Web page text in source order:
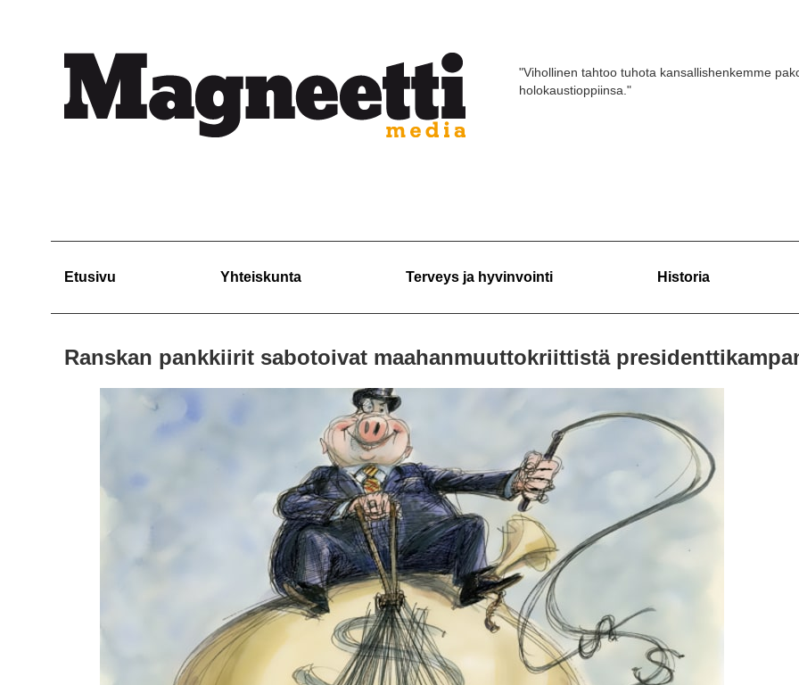
"Vihollinen tahtoo tuhota kansallishenkemme
holokaustioppiinsa."
Etusivu Yhteiskunta Terveys ja hyvinvointi Historia
Ranskan pankkiirit sabotoivat maahanmuuttokriittistä